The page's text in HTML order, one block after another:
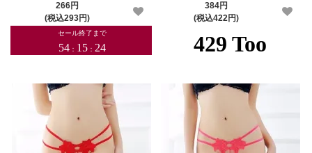
266円
(税込293円)
384円
(税込422円)